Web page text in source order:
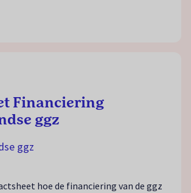
Financiering
ggz
ggz
hoe de financiering van de ggz